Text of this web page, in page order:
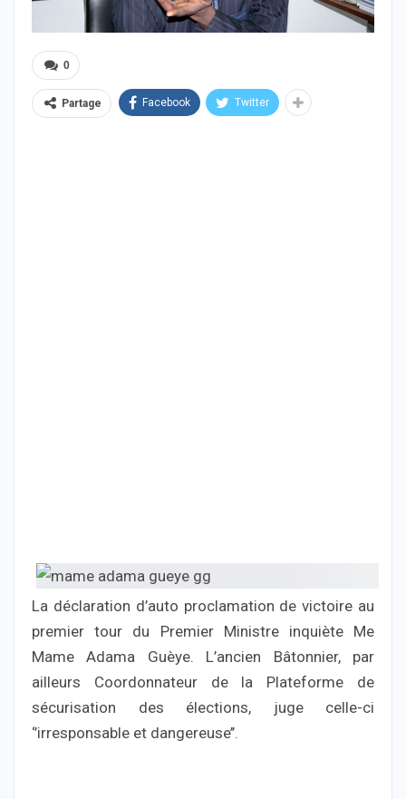
0
Partage Facebook Twitter
La déclaration d’auto proclamation de victoire au
premier tour du Premier Ministre inquiète Me
Mame Adama Guèye. L’ancien Bâtonnier, par
ailleurs Coordonnateur de la Plateforme de
sécurisation des élections, juge celle-ci
‘’irresponsable et dangereuse’’.